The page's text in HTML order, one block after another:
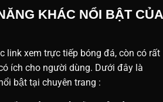
KHÁC NỔI BẬT CỦA
link xem trực tiếp bóng đá, còn có rất
ích cho người dùng. Dưới đây là
bật tại chuyên trang :